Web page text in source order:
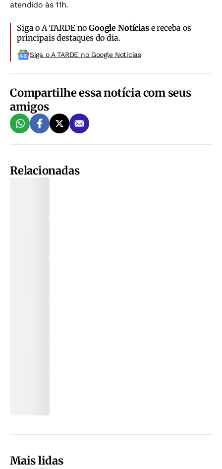
atendido às 11h.
Siga o A TARDE noGoogle Notíciase receba os
principais destaques do dia.
Siga o A TARDE no Google Noticias
Compartilhe essa notícia com seus
amigos
Relacionadas
Mais lidas